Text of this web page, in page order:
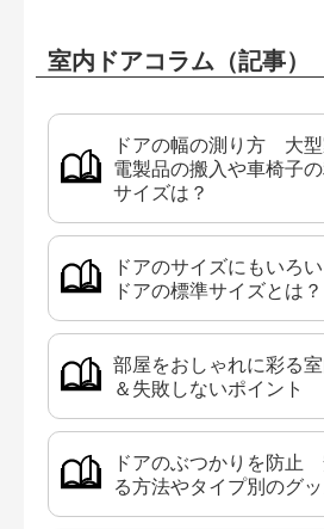
室内ドアコラム（記事）
ドアの幅の測り方 大
電製品の搬入や車椅子
サイズは？
ドアのサイズにもいろ
ドアの標準サイズとは？
部屋をおしゃれに彩る
＆失敗しないポイント
ドアのぶつかりを防止
る方法やタイプ別のグ